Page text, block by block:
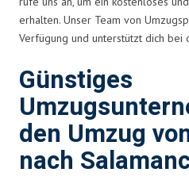
erhalten. Unser Team von
Verfügung und unterstützt dich bei
Günstiges
den Umzug
nach